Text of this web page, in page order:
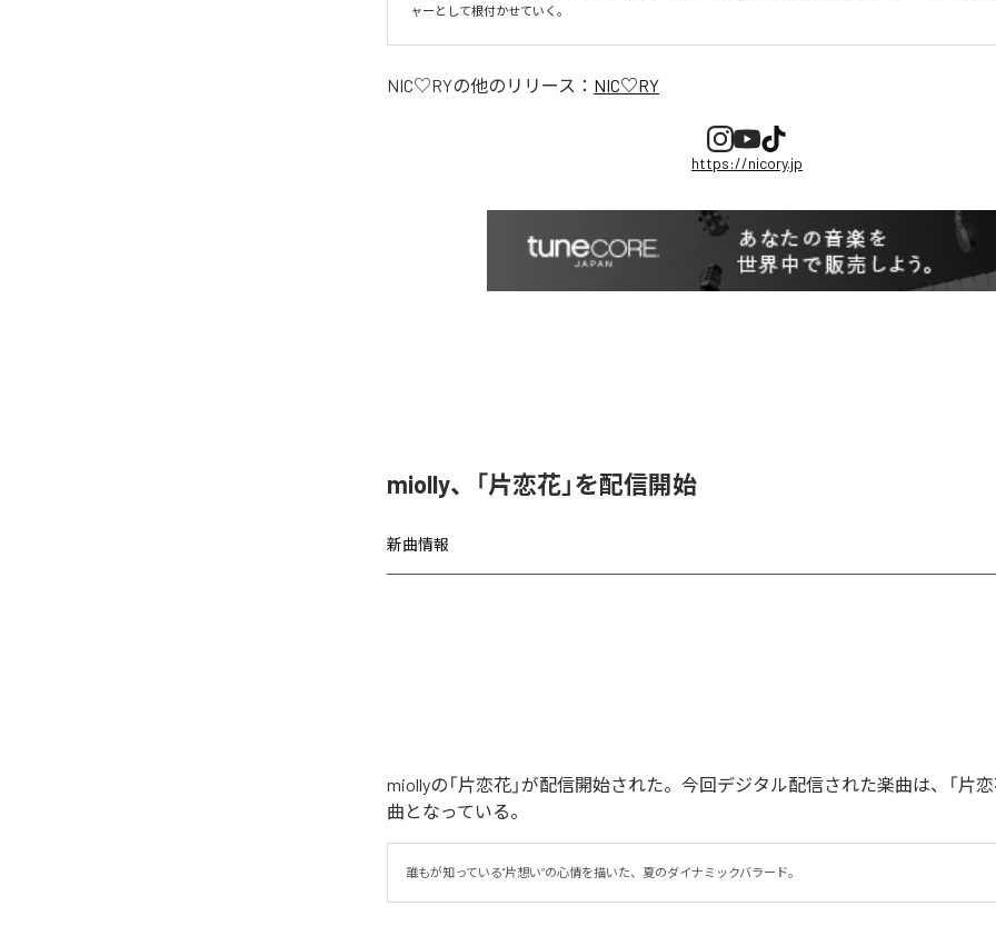
ャーとして根付かせていく。
NIC♡RYの他のリリース： NIC♡RY
https://nicory.jp
miolly、「片恋花」を配信開始
新曲情報
miollyの「片恋花」が配信開始された。今回デジタル配信された楽曲は、「片恋
曲となっている。
誰もが知っている"片想い”の心情を描いた、夏のダイナミックバラード。